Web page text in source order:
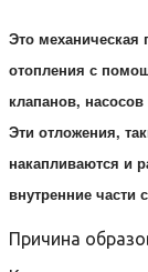
Это механическая
отопления с
клапанов,
Эти отложения,
накапливаются и
внутренние части
Причина